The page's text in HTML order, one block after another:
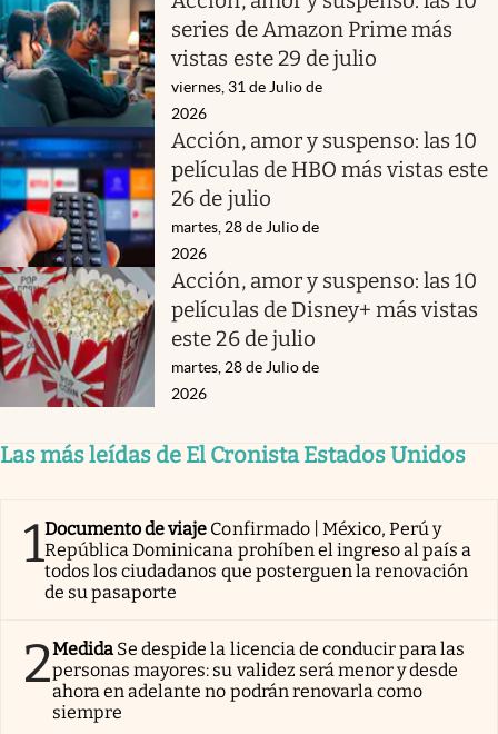
series de Amazon Prime más
vistas este 29 de julio
viernes, 31 de Julio de
2026
Acción, amor y suspenso: las 10
películas de HBO más vistas este
26 de julio
martes, 28 de Julio de
2026
Acción, amor y suspenso: las 10
películas de Disney+ más vistas
este 26 de julio
martes, 28 de Julio de
2026
Las más leídas de El Cronista Estados Unidos
1Documento de viaje Confirmado | México, Perú y
República Dominicana prohíben el ingreso al país a
todos los ciudadanos que posterguen la renovación
de su pasaporte
2Medida Se despide la licencia de conducir para las
personas mayores: su validez será menor y desde
ahora en adelante no podrán renovarla como
siempre